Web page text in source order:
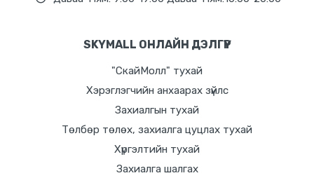
SKYMALL ОНЛАЙН ДЭЛГҮҮР
"СкайМолл" тухай
Хэрэглэгчийн анхаарах зүйлс
Захиалгын тухай
Төлбөр төлөх, захиалга цуцлах тухай
Хүргэлтийн тухай
Захиалга шалгах